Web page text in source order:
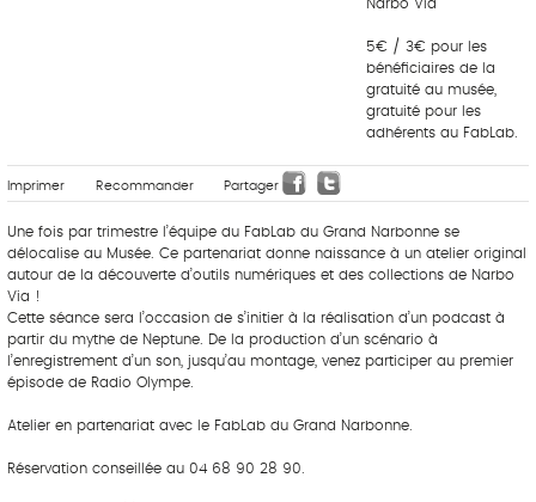
Narbo Via
5€ / 3€ pour les
bénéficiaires de la
gratuité au musée,
gratuité pour les
adhérents au FabLab.
Imprimer Recommander Partager
Une fois par trimestre l’équipe du FabLab du Grand Narbonne se
délocalise au Musée. Ce partenariat donne naissance à un atelier original
autour de la découverte d’outils numériques et des collections de Narbo
Via !
Cette séance sera l’occasion de s’initier à la réalisation d’un podcast à
partir du mythe de Neptune. De la production d’un scénario à
l’enregistrement d’un son, jusqu’au montage, venez participer au premier
épisode de Radio Olympe.
Atelier en partenariat avec le FabLab du Grand Narbonne.
Réservation conseillée au 04 68 90 28 90.